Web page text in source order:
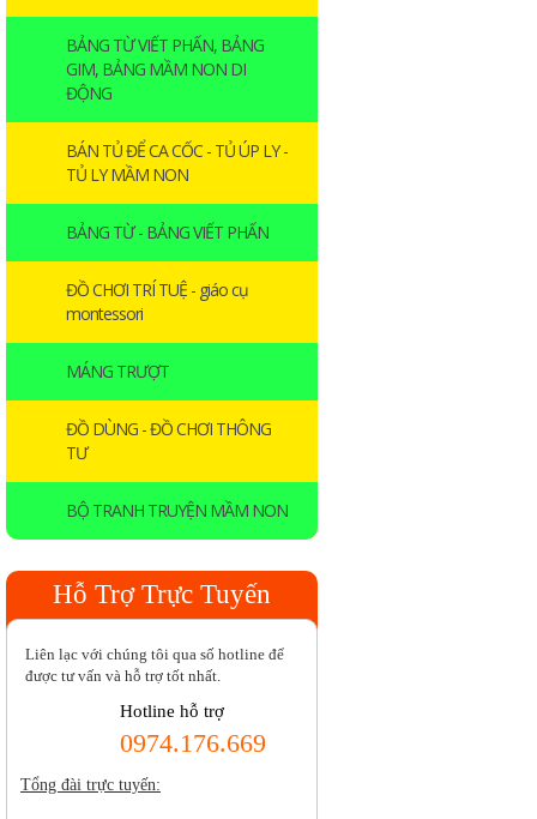
BẢNG TỪ VIẾT PHẤN, BẢNG
GIM, BẢNG MẦM NON DI
ĐỘNG
BÁN TỦ ĐỂ CA CỐC - TỦ ÚP LY -
TỦ LY MẦM NON
BẢNG TỪ - BẢNG VIẾT PHẤN
ĐỒ CHƠI TRÍ TUỆ - giáo cụ
montessori
MÁNG TRƯỢT
ĐỒ DÙNG - ĐỒ CHƠI THÔNG
TƯ
BỘ TRANH TRUYỆN MẦM NON
Hỗ Trợ Trực Tuyến
Liên lạc với chúng tôi qua số hotline để
được tư vấn và hỗ trợ tốt nhất.
Hotline hỗ trợ
0974.176.669
Tổng đài trực tuyến: